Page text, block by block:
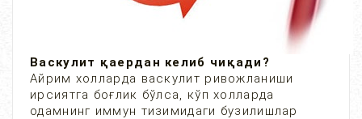
Васкулит қаердан келиб чиқади?
Айрим холларда васкулит ривожланиши
ирсиятга боғлик бўлса, кўп холларда
одамнинг иммун тизимидаги бузилишлар